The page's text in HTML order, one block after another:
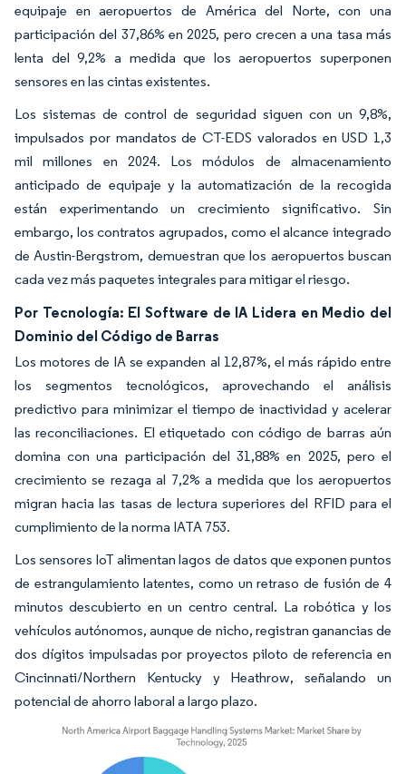
equipaje en aeropuertos de América del Norte, con una
participación del 37,86% en 2025, pero crecen a una tasa más
lenta del 9,2% a medida que los aeropuertos superponen
sensores en las cintas existentes.
Los sistemas de control de seguridad siguen con un 9,8%,
impulsados por mandatos de CT-EDS valorados en USD 1,3
mil millones en 2024. Los módulos de almacenamiento
anticipado de equipaje y la automatización de la recogida
están experimentando un crecimiento significativo. Sin
embargo, los contratos agrupados, como el alcance integrado
de Austin-Bergstrom, demuestran que los aeropuertos buscan
cada vez más paquetes integrales para mitigar el riesgo.
Por Tecnología: El Software de IA Lidera en Medio del
Dominio del Código de Barras
Los motores de IA se expanden al 12,87%, el más rápido entre
los segmentos tecnológicos, aprovechando el análisis
predictivo para minimizar el tiempo de inactividad y acelerar
las reconciliaciones. El etiquetado con código de barras aún
domina con una participación del 31,88% en 2025, pero el
crecimiento se rezaga al 7,2% a medida que los aeropuertos
migran hacia las tasas de lectura superiores del RFID para el
cumplimiento de la norma IATA 753.
Los sensores IoT alimentan lagos de datos que exponen puntos
de estrangulamiento latentes, como un retraso de fusión de 4
minutos descubierto en un centro central. La robótica y los
vehículos autónomos, aunque de nicho, registran ganancias de
dos dígitos impulsadas por proyectos piloto de referencia en
Cincinnati/Northern Kentucky y Heathrow, señalando un
potencial de ahorro laboral a largo plazo.